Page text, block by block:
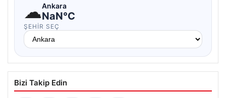
☁Ankara
NaN°C
ŞEHIR SEÇ
Bizi Takip Edin